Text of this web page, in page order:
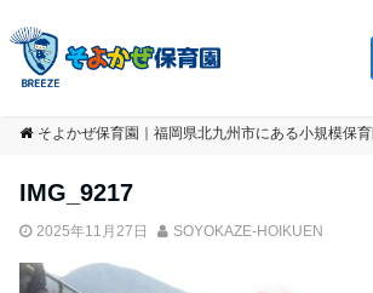
そよかぜ保育園｜福岡県北九州市にある小規模保
IMG_9217
2025年11月27日 SOYOKAZE-HOIKUEN